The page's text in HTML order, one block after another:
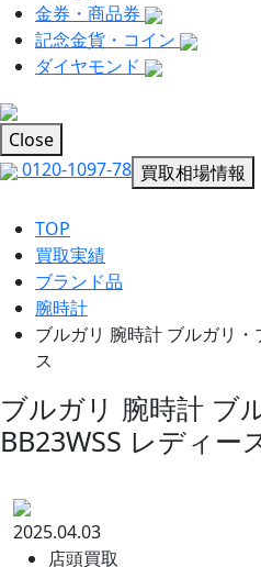
金券・商品券
記念金貨・コイン
ダイヤモンド
Close
0120-1097-78 買取相場情報
TOP
買取実績
ブランド品
腕時計
ブルガリ 腕時計 ブルガリ
ス
ブルガリ 腕時計 ブ
BB23WSS レディー
2025.04.03
店頭買取